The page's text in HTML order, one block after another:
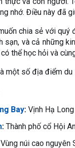
nhớ. Điều này đã
chia sẻ với quý
sạn, và cả những
thể học hỏi và
một số địa điểm du
Bay: Vịnh Hạ
: Thành phố cổ Hội
Vùng núi cao nguyên